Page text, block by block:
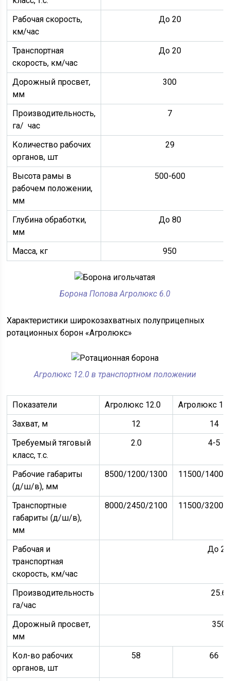
Рабочая скорость,
км/час
До 20
Транспортная
скорость, км/час
До 20
Дорожный просвет,
мм
300
Производительность,
га/ час
7
Количество рабочих
органов, шт
29
Высота рамы в
рабочем положении,
мм
500-600
Глубина обработки,
мм
До 80
Масса, кг 950
Борона Попова Агролюкс 6.0
Характеристики широкозахватных полуприцепных
ротационных борон «Агролюкс»
Агролюкс 12.0 в транспортном положении
Показатели Агролюкс 12.0
Агролюкс
Захват, м
12
14
Требуемый тяговый
класс, т.с.
2.0 4-5
Рабочие габариты
(д/ш/в), мм
8500/1200/1300 11500/
Транспортные
габариты (д/ш/в),
мм
8000/2450/2100 11500/3200/
Рабочая и
транспортная
скорость, км/час
До 20
Производительность
га/час
25.6
Дорожный просвет,
мм
350
Кол-во рабочих
органов, шт
58 66